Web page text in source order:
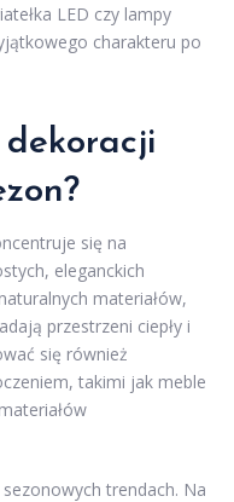
LED czy lampy
charakteru po
się na
eleganckich
materiałów,
przestrzeni ciepły i
się również
takimi jak meble
trendach. Na